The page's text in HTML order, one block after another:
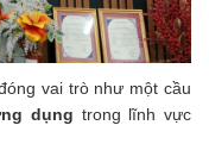
vai trò như một cầu
dụng trong lĩnh vực